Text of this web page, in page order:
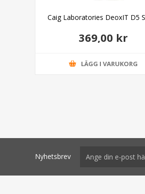
Caig Laboratories DeoxIT D5
369,00 kr
LÄGG I VARUKORG
Nyhetsbrev